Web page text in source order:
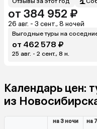
от 384 952 ₽
26 авг. - 3 сент., 8 ночей
Выгодные туры на
от 462 578 ₽
25 авг. - 2 сент., 8 н.
Календарь цен:
из
на 3 ночи на